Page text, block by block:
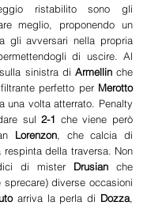
ristabilito sono gli
meglio, proponendo un
gli avversari nella propria
di uscire. Al
sinistra di Armellin che
perfetto per Merotto
una volta atterrato. Penalty
sul 2-1 che viene però
Lorenzon, che calcia di
respinta della traversa. Non
di mister Drusian che
sprecare) diverse occasioni
arriva la perla di Dozza,